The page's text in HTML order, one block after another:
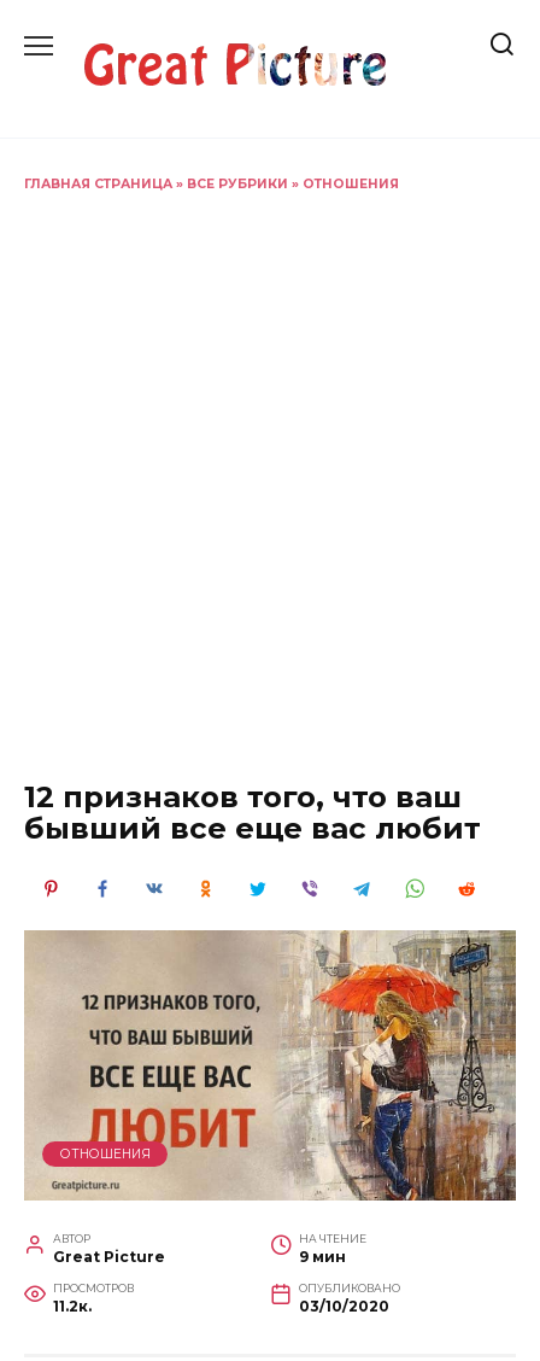
содержанию
ГЛАВНАЯ СТРАНИЦА » ВСЕ РУБРИКИ » ОТНОШЕНИЯ
12 признаков того, что ваш
бывший все еще вас любит
ОТНОШЕНИЯ
АВТОР
Great Picture
НА ЧТЕНИЕ
9 мин
ПРОСМОТРОВ
11.2к.
ОПУБЛИКОВАНО
03/10/2020